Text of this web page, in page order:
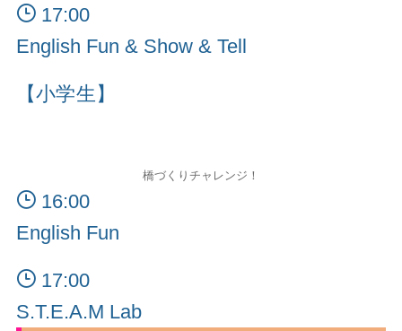
17:00
English Fun & Show & Tell
【小学生】
橋づくりチャレンジ！
16:00
English Fun
17:00
S.T.E.A.M Lab